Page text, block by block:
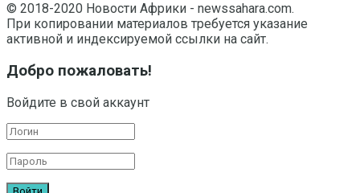
© 2018-2020 Новости Африки - newssahara.com.
При копировании материалов требуется указание
активной и индексируемой ссылки на сайт.
Добро пожаловать!
Войдите в свой аккаунт